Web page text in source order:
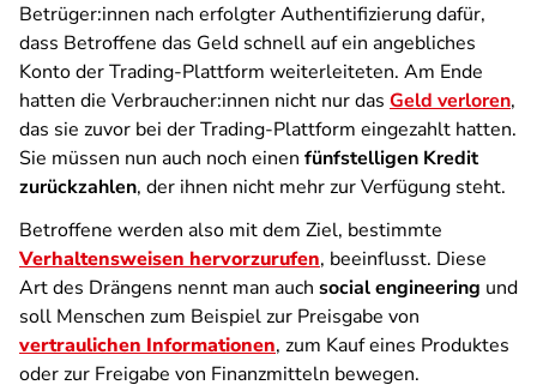
Betrüger:innen nach erfolgter Authentifizierung dafür,
dass Betroffene das Geld schnell auf ein angebliches
Konto der Trading-Plattform weiterleiteten. Am Ende
hatten die Verbraucher:innen nicht nur das Geld verloren,
das sie zuvor bei der Trading-Plattform eingezahlt hatten.
Sie müssen nun auch noch einen fünfstelligen Kredit
zurückzahlen, der ihnen nicht mehr zur Verfügung steht.
Betroffene werden also mit dem Ziel, bestimmte
Verhaltensweisen hervorzurufen, beeinflusst. Diese
Art des Drängens nennt man auch social engineering und
soll Menschen zum Beispiel zur Preisgabe von
vertraulichen Informationen, zum Kauf eines Produktes
oder zur Freigabe von Finanzmitteln bewegen.